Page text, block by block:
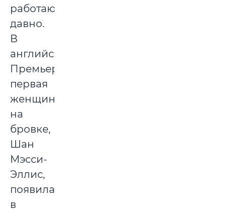
работают
давно.
В
английской
Премьерлиге
первая
женщина
на
бровке,
Шан
Мэсси-
Эллис,
появилась
в